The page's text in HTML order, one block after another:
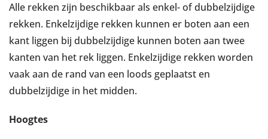
Alle rekken zijn beschikbaar als enkel- of dubbelzijdige
rekken. Enkelzijdige rekken kunnen er boten aan een
kant liggen bij dubbelzijdige kunnen boten aan twee
kanten van het rek liggen. Enkelzijdige rekken worden
vaak aan de rand van een loods geplaatst en
dubbelzijdige in het midden.
Hoogtes